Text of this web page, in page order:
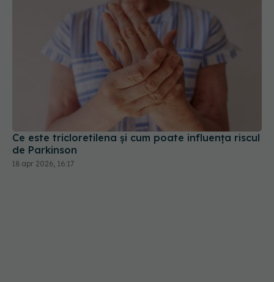
Ce este tricloretilena și cum poate influența riscul
18 apr 2026, 16:17